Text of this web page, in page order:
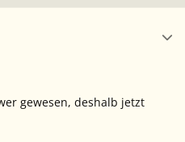
gewesen, deshalb jetzt